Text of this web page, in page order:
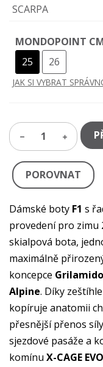
SCARPA
MONDOPOINT
25
26
JAK SI VYBRAT
1
POROVNAT
Dámské boty F1 s
provedení pro zimu
skialpová bota,
maximálně
koncepce
Alpine. Díky
kopíruje anatomii
přesnější přenos
sjezdové pasáže a
komínu X-CAGE EVO